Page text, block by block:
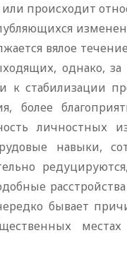
происходит
вялое
однако,
стабилизации
более
личностных
навыки,
бывает